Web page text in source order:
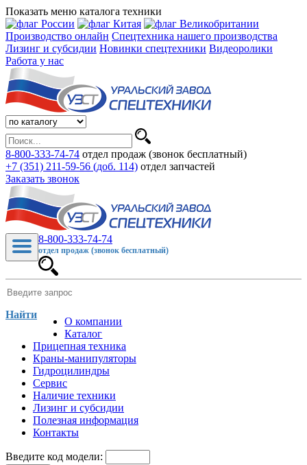
Показать меню каталога техники
Производство онлайн Спецтехника нашего производства
Лизинг и субсидии Новинки спецтехники Видеоролики
Работа у нас
8-800-333-74-74 отдел продаж (звонок бесплатный)
+7 (351) 211-59-56 (доб. 114) отдел запчастей
Заказать звонок
8-800-333-74-74
отдел продаж (звонок бесплатный)
Найти
О компании
Каталог
Прицепная техника
Краны-манипуляторы
Гидроцилиндры
Сервис
Наличие техники
Лизинг и субсидии
Полезная информация
Контакты
Введите код модели: